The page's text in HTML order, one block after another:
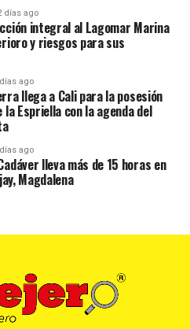
días ago
integral al Lagomar Marina
y riesgos para sus
ago
llega a Cali para la posesión
la Espriella con la agenda del
ago
Cadáver lleva más de 15 horas en
Magdalena